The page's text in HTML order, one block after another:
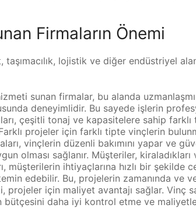
Firmaların Önemi
lojistik ve diğer endüstriyel
sunan firmalar, bu alanda
deneyimlidir. Bu sayede işlerin
çeşitli tonaj ve kapasitelere sahip
projeler için farklı tipte vinçlerin
vinçlerin düzenli bakımını yapar ve
olması sağlanır. Müşteriler,
müşterilerin ihtiyaçlarına hızlı bir
edebilir. Bu, projelerin zamanında ve
projeler için maliyet avantajı sağlar. Vinç
bütçesini daha iyi kontrol etme ve